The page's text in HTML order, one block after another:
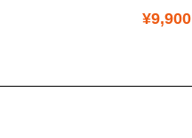
¥9,900